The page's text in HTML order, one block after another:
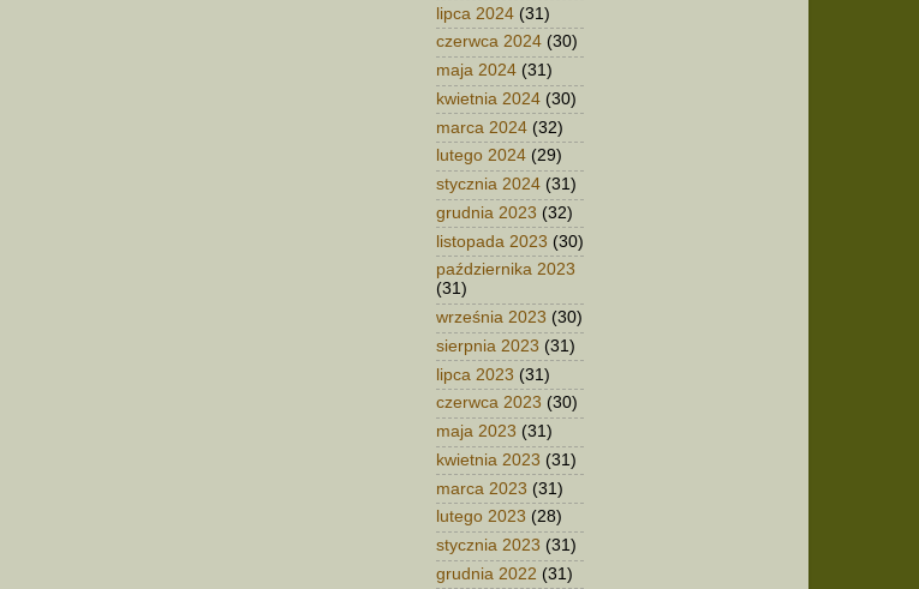
lipca 2024 (31)
czerwca 2024 (30)
maja 2024 (31)
kwietnia 2024 (30)
marca 2024 (32)
lutego 2024 (29)
stycznia 2024 (31)
grudnia 2023 (32)
listopada 2023 (30)
października 2023
(31)
września 2023 (30)
sierpnia 2023 (31)
lipca 2023 (31)
czerwca 2023 (30)
maja 2023 (31)
kwietnia 2023 (31)
marca 2023 (31)
lutego 2023 (28)
stycznia 2023 (31)
grudnia 2022 (31)